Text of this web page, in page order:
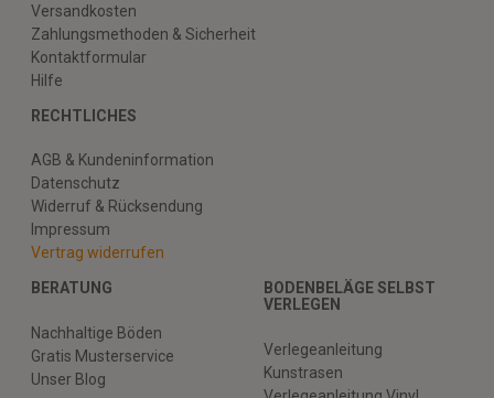
Versandkosten
Zahlungsmethoden & Sicherheit
Kontaktformular
Hilfe
RECHTLICHES
AGB & Kundeninformation
Datenschutz
Widerruf & Rücksendung
Impressum
Vertrag widerrufen
BERATUNG
Nachhaltige Böden
Gratis Musterservice
Unser Blog
BODENBELÄGE SELBST
VERLEGEN
Verlegeanleitung
Kunstrasen